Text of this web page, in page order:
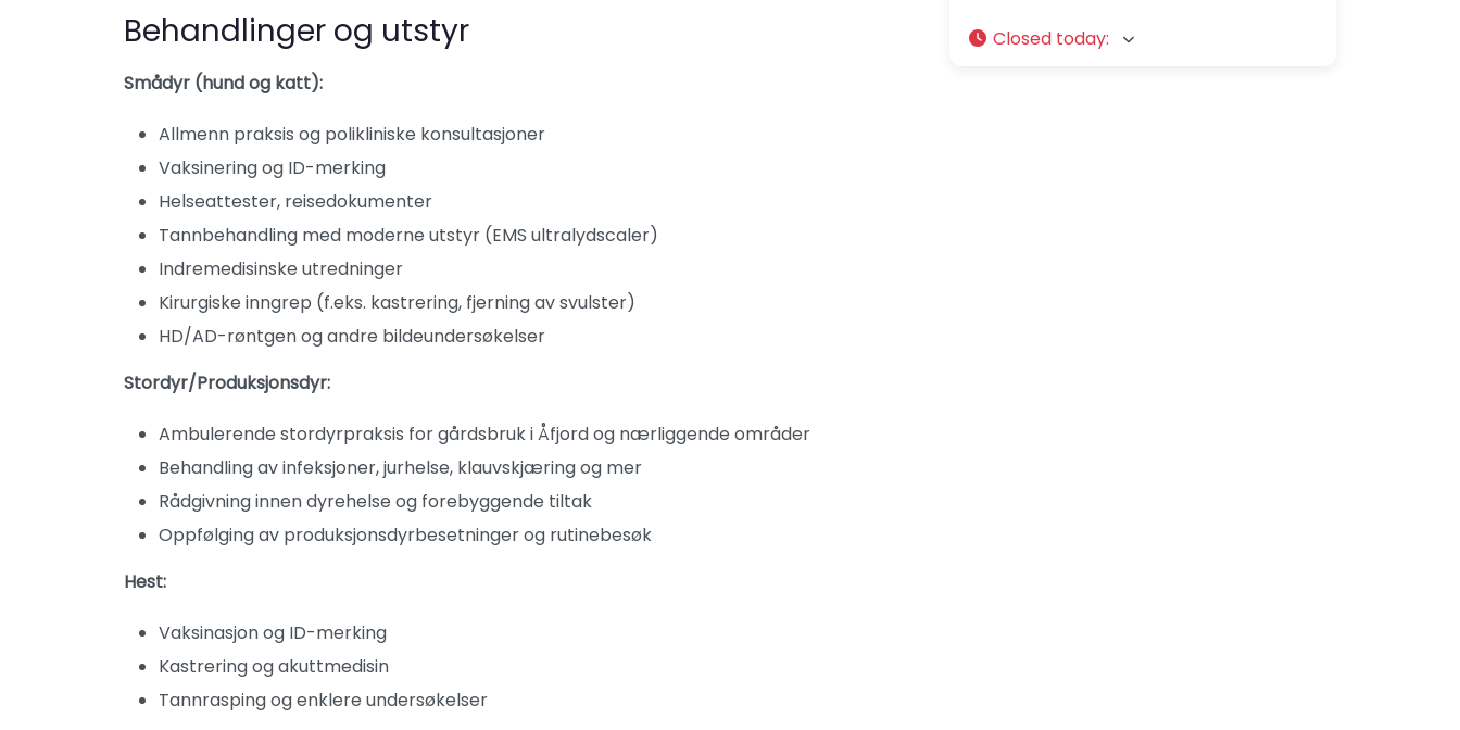
Behandlinger og utstyr
Smådyr (hund og katt):
Allmenn praksis og polikliniske konsultasjoner
Vaksinering og ID-merking
Helseattester, reisedokumenter
Tannbehandling med moderne utstyr (EMS ultralydscaler)
Indremedisinske utredninger
Kirurgiske inngrep (f.eks. kastrering, fjerning av svulster)
HD/AD-røntgen og andre bildeundersøkelser
Stordyr/Produksjonsdyr:
Ambulerende stordyrpraksis for gårdsbruk i Åfjord og nærliggende områder
Behandling av infeksjoner, jurhelse, klauvskjæring og mer
Rådgivning innen dyrehelse og forebyggende tiltak
Oppfølging av produksjonsdyrbesetninger og rutinebesøk
Hest:
Vaksinasjon og ID-merking
Kastrering og akuttmedisin
Tannrasping og enklere undersøkelser
Closed today: